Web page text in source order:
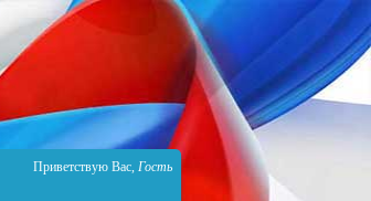
Приветствую Вас, Гость